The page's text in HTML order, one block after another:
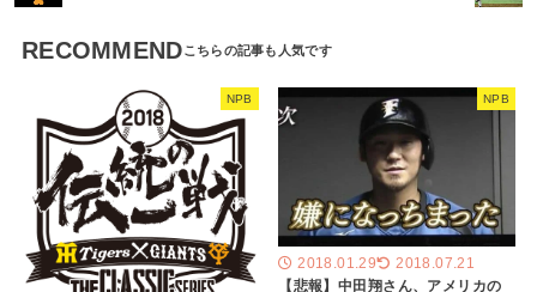
RECOMMEND
NPB NPB
2018.01.29 2018.07.21
【悲報】中田翔さん、アメリカの